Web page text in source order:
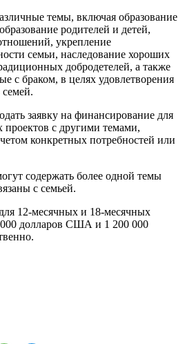
темы, включая образование
родителей и детей,
укрепление
семьи, наследование хороших
добродетелей, а также
с браком, в целях удовлетворения
заявку на финансирование для
с другими темами,
конкретных потребностей или
содержать более одной темы
с семьей.
12-месячных и 18-месячных
000 долларов США и 1 200 000